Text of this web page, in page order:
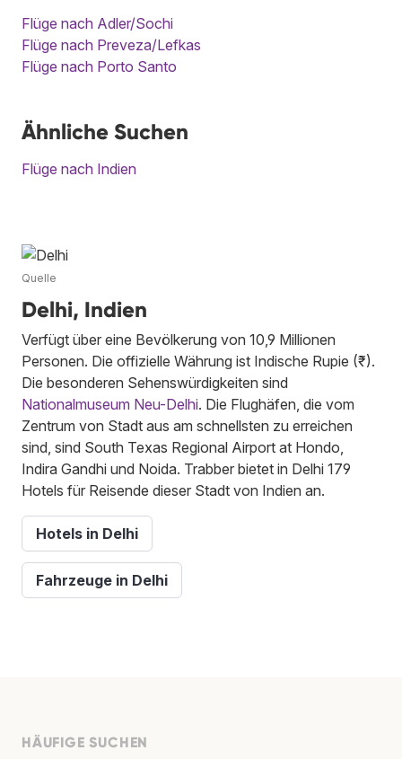
Flüge nach Adler/Sochi
Flüge nach Preveza/Lefkas
Flüge nach Porto Santo
Ähnliche Suchen
Flüge nach Indien
Quelle
Delhi, Indien
Verfügt über eine Bevölkerung von 10,9 Millionen
Personen. Die offizielle Währung ist Indische Rupie (₹).
Die besonderen Sehenswürdigkeiten sind
Nationalmuseum Neu-Delhi. Die Flughäfen, die vom
Zentrum von Stadt aus am schnellsten zu erreichen
sind, sind South Texas Regional Airport at Hondo,
Indira Gandhi und Noida. Trabber bietet in Delhi 179
Hotels für Reisende dieser Stadt von Indien an.
Hotels in Delhi
Fahrzeuge in Delhi
HÄUFIGE SUCHEN